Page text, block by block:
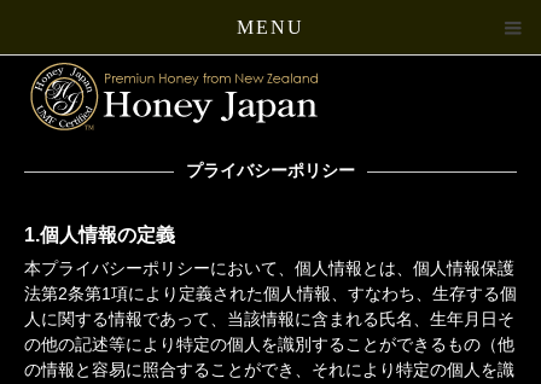
MENU
プライバシーポリシー
1.個人情報の定義
本プライバシーポリシーにおいて、個人情報とは、個人情報保護
法第2条第1項により定義された個人情報、すなわち、生存する個
人に関する情報であって、当該情報に含まれる氏名、生年月日そ
の他の記述等により特定の個人を識別することができるもの（他
の情報と容易に照合することができ、それにより特定の個人を識